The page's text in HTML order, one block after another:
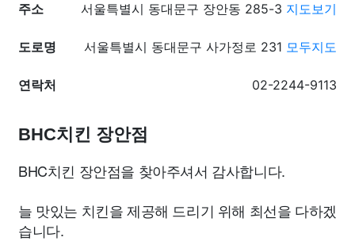
주소 서울특별시 동대문구 장안동 285-3 지도보기
도로명 서울특별시 동대문구 사가정로 231 모두지도
연락처 02-2244-9113
BHC치킨 장안점
BHC치킨 장안점을 찾아주셔서 감사합니다.
늘 맛있는 치킨을 제공해 드리기 위해 최선을 다하겠
습니다.